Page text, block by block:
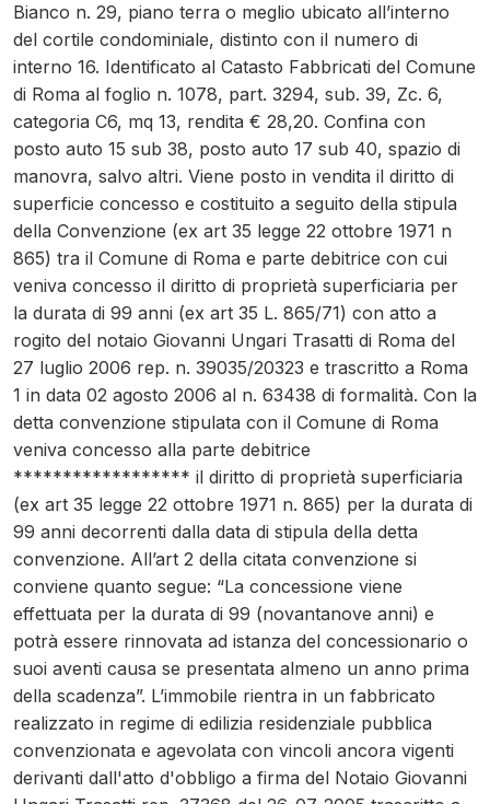
Bianco n. 29, piano terra o meglio ubicato all’interno
del cortile condominiale, distinto con il numero di
interno 16. Identificato al Catasto Fabbricati del Comune
di Roma al foglio n. 1078, part. 3294, sub. 39, Zc. 6,
categoria C6, mq 13, rendita € 28,20. Confina con
posto auto 15 sub 38, posto auto 17 sub 40, spazio di
manovra, salvo altri. Viene posto in vendita il diritto di
superficie concesso e costituito a seguito della stipula
della Convenzione (ex art 35 legge 22 ottobre 1971 n
865) tra il Comune di Roma e parte debitrice con cui
veniva concesso il diritto di proprietà superficiaria per
la durata di 99 anni (ex art 35 L. 865/71) con atto a
rogito del notaio Giovanni Ungari Trasatti di Roma del
27 luglio 2006 rep. n. 39035/20323 e trascritto a Roma
1 in data 02 agosto 2006 al n. 63438 di formalità. Con la
detta convenzione stipulata con il Comune di Roma
veniva concesso alla parte debitrice
****************** il diritto di proprietà superficiaria
(ex art 35 legge 22 ottobre 1971 n. 865) per la durata di
99 anni decorrenti dalla data di stipula della detta
convenzione. All’art 2 della citata convenzione si
conviene quanto segue: “La concessione viene
effettuata per la durata di 99 (novantanove anni) e
potrà essere rinnovata ad istanza del concessionario o
suoi aventi causa se presentata almeno un anno prima
della scadenza”. L’immobile rientra in un fabbricato
realizzato in regime di edilizia residenziale pubblica
convenzionata e agevolata con vincoli ancora vigenti
derivanti dall'atto d'obbligo a firma del Notaio Giovanni